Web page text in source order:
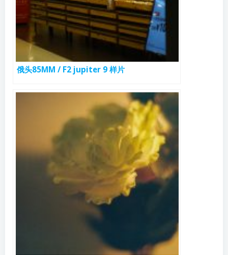
俄头85MM / F2 jupiter 9 样片